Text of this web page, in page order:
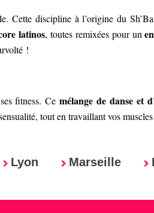
Cette discipline à l’origine du
latinos, toutes remixées pour un
!
fitness. Cemélange de danse et
tout en travaillant vos
Lyon Marseille